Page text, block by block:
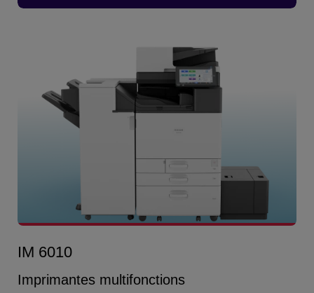
IM 6010
Imprimantes multifonctions